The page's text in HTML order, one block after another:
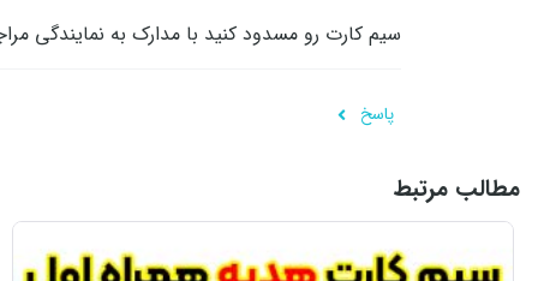
سیم کارت رو مسدود کنید با مدارک به نمایندگی
پاسخ
مطالب مرتبط